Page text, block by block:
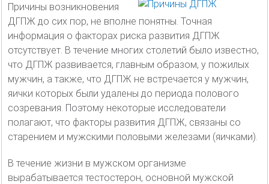
Причины возникновения
ДГПЖ до сих пор, не вполне понятны. Точная
информация о факторах риска развития ДГПЖ
отсутствует. В течение многих столетий было известно,
что ДГПЖ развивается, главным образом, у пожилых
мужчин, а также, что ДГПЖ не встречается у мужчин,
яички которых были удалены до периода полового
созревания. Поэтому некоторые исследователи
полагают, что факторы развития ДГПЖ, связаны со
старением и мужскими половыми железами (яичками).
В течение жизни в мужском организме
вырабатывается тестостерон, основной мужской